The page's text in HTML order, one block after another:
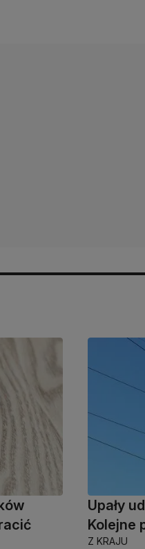
Upały
Kolejne
Z KRAJU